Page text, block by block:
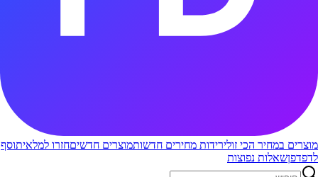
מוצרים במחיר הכי זולירידות מחירים חדשותמוצרים חדשיםחזרו למלאיתוסף
לדפדפןשאלות נפוצות